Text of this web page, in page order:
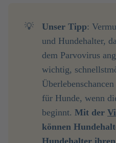
💡 Unser Tipp:
und Hundehalter,
dem Parvovirus
wichtig,
für Hunde, wenn
beginnt. Mit der
können
Hundehalter